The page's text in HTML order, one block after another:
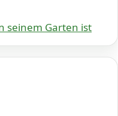
seinem Garten ist